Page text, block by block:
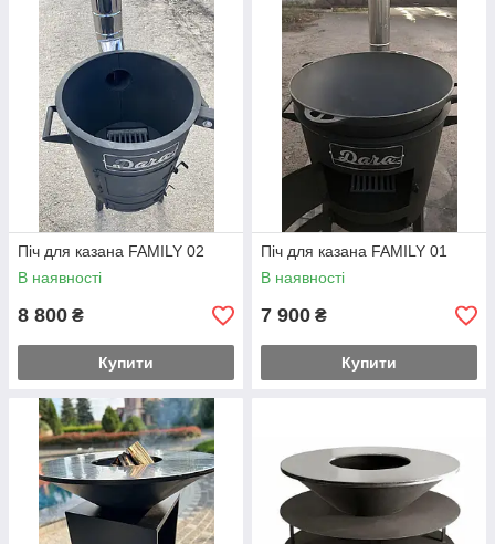
Піч для казана FAMILY 02
В наявності
8 800 ₴
Купити
Піч для казана FAMILY 01
В наявності
7 900 ₴
Купити